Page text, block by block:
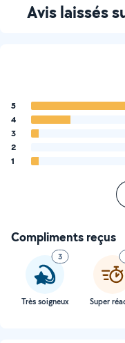
Avis laissés
5
4
3
2
1
Compliments reçus
3
Très soigneux Super